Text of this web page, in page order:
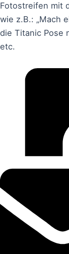
Fotostreifen mit
wie z.B.: „Mach
die Titanic Pose
etc.